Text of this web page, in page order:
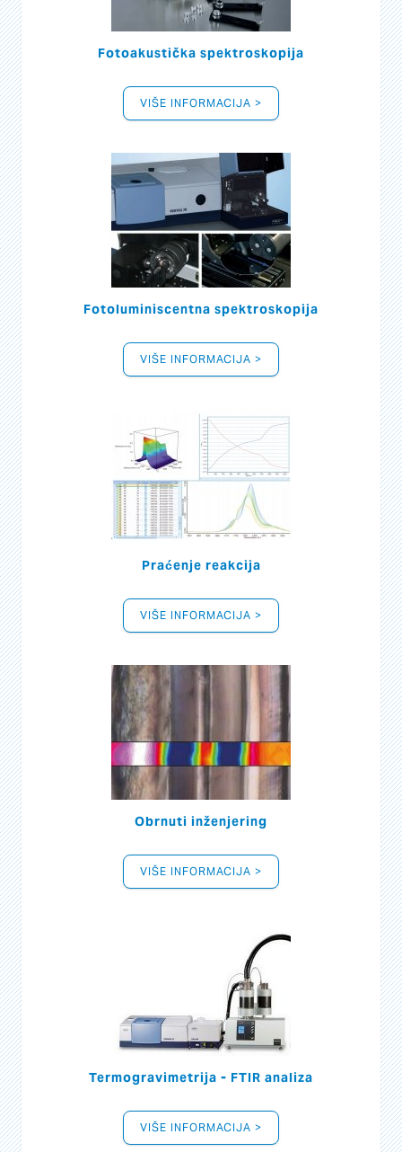
Fotoakustička spektroskopija
VIŠE INFORMACIJA >
Fotoluminiscentna spektroskopija
VIŠE INFORMACIJA >
Praćenje reakcija
VIŠE INFORMACIJA >
Obrnuti inženjering
VIŠE INFORMACIJA >
Termogravimetrija - FTIR analiza
VIŠE INFORMACIJA >